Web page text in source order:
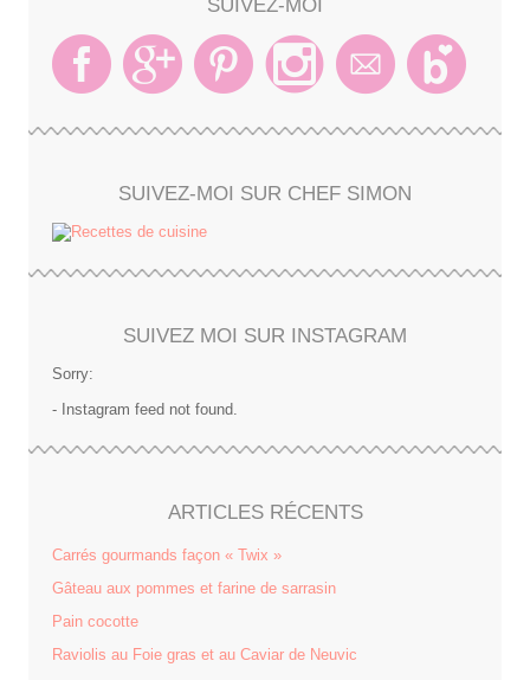
SUIVEZ-MOI
SUIVEZ-MOI SUR CHEF SIMON
SUIVEZ MOI SUR INSTAGRAM
Sorry:
- Instagram feed not found.
ARTICLES RÉCENTS
Carrés gourmands façon « Twix »
Gâteau aux pommes et farine de sarrasin
Pain cocotte
Raviolis au Foie gras et au Caviar de Neuvic